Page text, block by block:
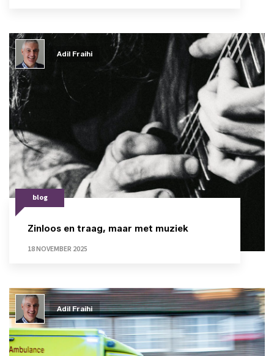
blog
Zinloos en traag, maar met muziek
18 NOVEMBER 2025
Adil Fraihi
Adil Fraihi